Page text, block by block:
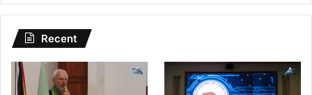
Recent